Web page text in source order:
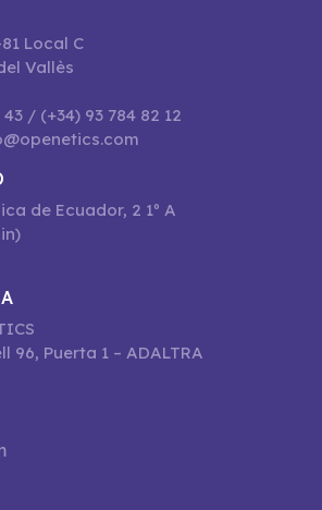
Local C
Vallès
43 / (+34) 93 784 82 12
de Ecuador, 2 1º A
Puerta 1 – ADALTRA